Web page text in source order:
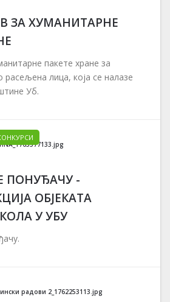
ЗА ХУМАНИТАРНЕ
пакете хране за
расељена лица, која се налазе
Уб.
ПОНУЂАЧУ -
ОБЈЕКАТА
У УБУ